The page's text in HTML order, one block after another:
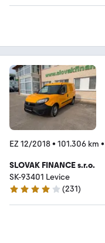
EZ 12/2018• 101.306 km •
SLOVAK FINANCE s.r.o.
SK-93401 Levice
4.2 Sterne
(231)